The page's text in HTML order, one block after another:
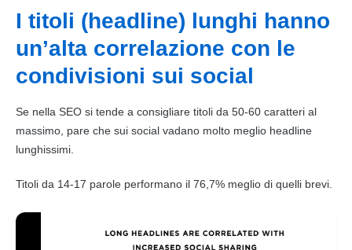
I titoli (headline) lunghi hanno
un’alta correlazione con le
condivisioni sui social
Se nella SEO si tende a consigliare titoli da 50-60 caratteri al
massimo, pare che sui social vadano molto meglio headline
lunghissimi.
Titoli da 14-17 parole performano il 76,7% meglio di quelli brevi.